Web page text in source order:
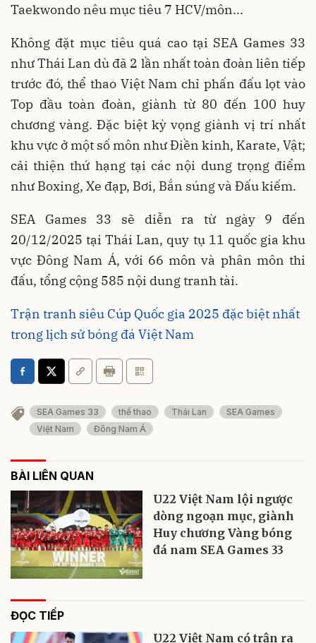
Taekwondo nêu mục tiêu 7 HCV/môn...
Không đặt mục tiêu quá cao tại SEA Games 33
như Thái Lan dù đã 2 lần nhất toàn đoàn liên tiếp
trước đó, thể thao Việt Nam chỉ phấn đấu lọt vào
Top đầu toàn đoàn, giành từ 80 đến 100 huy
chương vàng. Đặc biệt kỳ vọng giành vị trí nhất
khu vực ở một số môn như Điền kinh, Karate, Vật;
cải thiện thứ hạng tại các nội dung trọng điểm
như Boxing, Xe đạp, Bơi, Bắn súng và Đấu kiếm.
SEA Games 33 sẽ diễn ra từ ngày 9 đến
20/12/2025 tại Thái Lan, quy tụ 11 quốc gia khu
vực Đông Nam Á, với 66 môn và phân môn thi
đấu, tổng cộng 585 nội dung tranh tài.
Trận tranh siêu Cúp Quốc gia 2025 đặc biệt nhất
trong lịch sử bóng đá Việt Nam
SEA Games 33 thể thao Thái Lan
SEA Games
Việt Nam
Đông Nam Á
BÀI LIÊN QUAN
U22 Việt Nam lội ngược
dòng ngoạn mục, giành
Huy chương Vàng bóng
đá nam SEA Games 33
ĐỌC TIẾP
U22 Việt Nam có trận ra